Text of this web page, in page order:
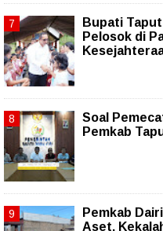
Bupati
Pelosok di
Soal
Pemkab
Pemkab
Aset,